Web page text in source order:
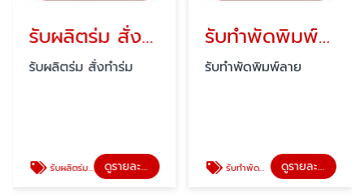
รับผลิตร่ม สั่งทำร่ม
รับผลิตร่ม สั่งทำร่ม
รับผลิตร่ม สั่งทำร่ม ดูรายละเอียด
รับทำพัดพิมพ์ลาย
รับทำพัดพิมพ์ลาย
รับทำพัดพิมพ์ลาย ดูรายละเอียด